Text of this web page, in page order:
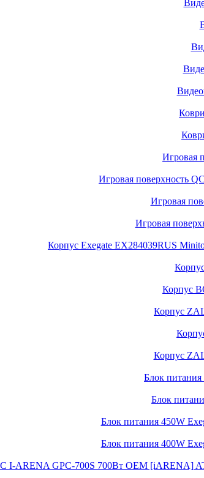
Игровая
Игровая поверхность
Игровая
Игровая
Корпус Exegate EX284039RUS
Корпус
Корпус
Корпус
Блок
Блок
Блок питания 450W
Блок питания 400W
I-ARENA GPC-700S 700Вт OEM [iARENA]